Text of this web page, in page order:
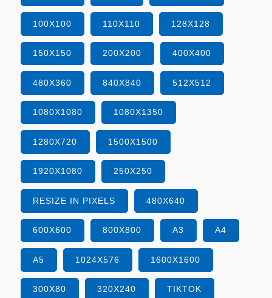
100X100 110X110 128X128
150X150 200X200 400X400
480X360 840X840 512X512
1080X1080 1080X1350
1280X720 1500X1500
1920X1080 250X250
RESIZE IN PIXELS 480X640
600X600 800X800 A3 A4
A5 1024X576 1600X1600
300X80 320X240 TIKTOK